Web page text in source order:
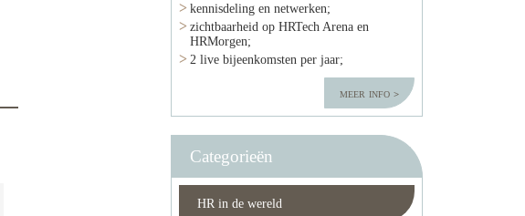
kennisdeling en netwerken;
zichtbaarheid op HRTech Arena en
HRMorgen;
2 live bijeenkomsten per jaar;
meer info
Categorieën
HR in de wereld